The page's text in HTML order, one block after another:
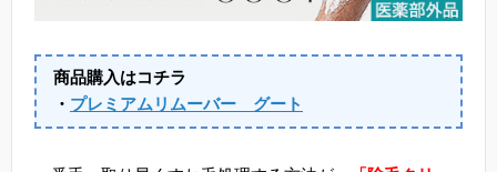
商品購入はコチラ
・ プレミアムリムーバー グート